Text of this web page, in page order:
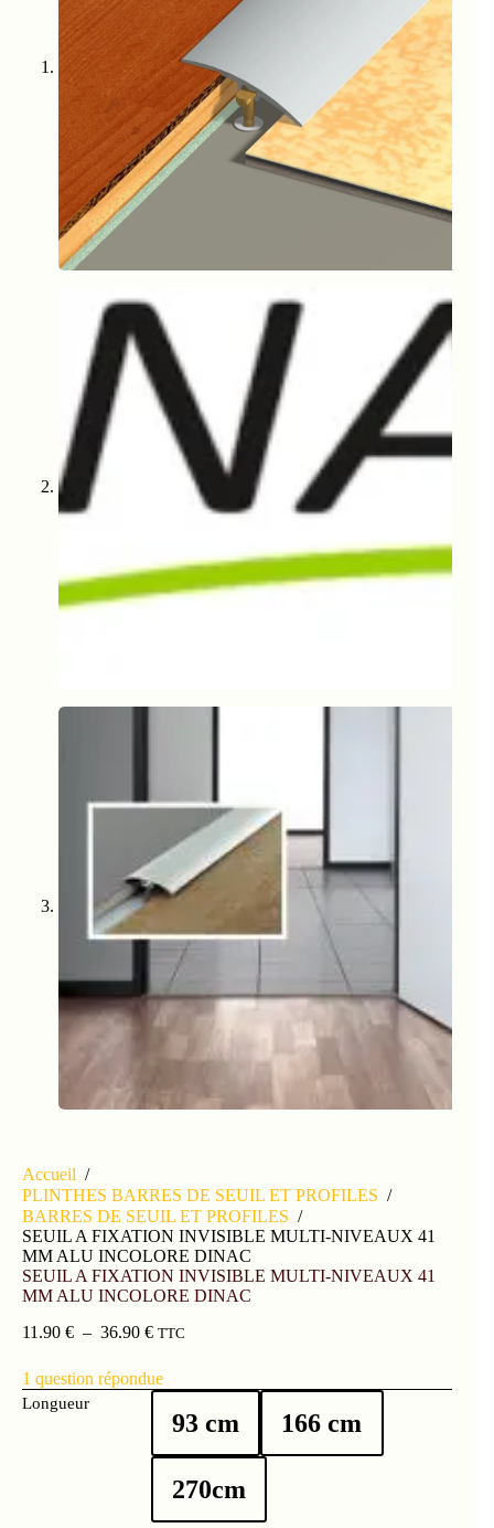
Accueil /
PLINTHES BARRES DE SEUIL ET PROFILES /
BARRES DE SEUIL ET PROFILES /
SEUIL A FIXATION INVISIBLE MULTI-NIVEAUX 41
MM ALU INCOLORE DINAC
SEUIL A FIXATION INVISIBLE MULTI-NIVEAUX 41
MM ALU INCOLORE DINAC
11.90 € – 36.90 € TTC
1 question répondue
Longueur
93 cm 166 cm
270cm